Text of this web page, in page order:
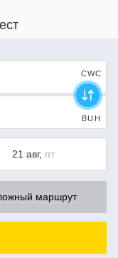
CWC
BUH
21 авг, пт
маршрут